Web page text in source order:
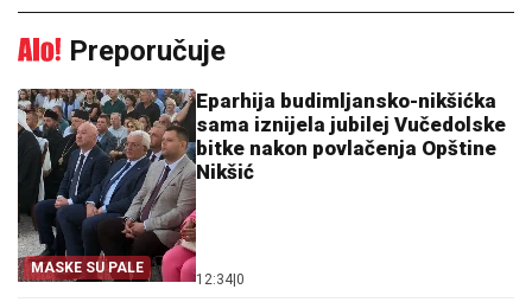
Preporučuje
MASKE SU PALE
Eparhija budimljansko-nikšićka
sama iznijela jubilej Vučedolske
bitke nakon povlačenja Opštine
Nikšić
12:34|0